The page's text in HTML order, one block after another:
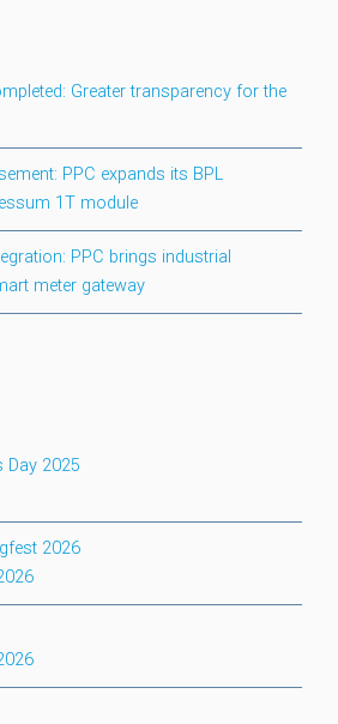
Greater transparency for the
PPC expands its BPL
1T module
PPC brings industrial
meter gateway
Day 2025
2026